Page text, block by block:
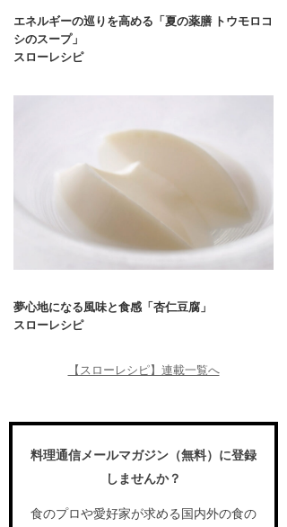
エネルギーの巡りを高める「夏の薬膳 トウモロコ
シのスープ」
スローレシピ
夢心地になる風味と食感「杏仁豆腐」
スローレシピ
【スローレシピ】連載一覧へ
料理通信メールマガジン（無料）に登録
しませんか？
食のプロや愛好家が求める国内外の食の